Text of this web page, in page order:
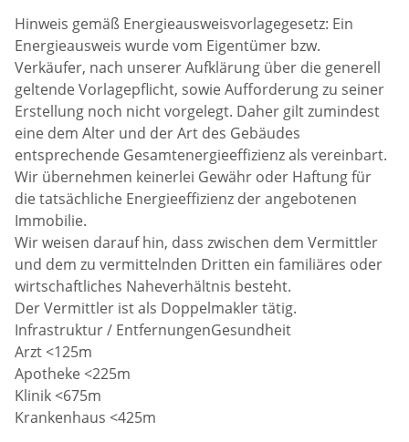
Hinweis gemäß Energieausweisvorlagegesetz: Ein
Energieausweis wurde vom Eigentümer bzw.
Verkäufer, nach unserer Aufklärung über die generell
geltende Vorlagepflicht, sowie Aufforderung zu seiner
Erstellung noch nicht vorgelegt. Daher gilt zumindest
eine dem Alter und der Art des Gebäudes
entsprechende Gesamtenergieeffizienz als vereinbart.
Wir übernehmen keinerlei Gewähr oder Haftung für
die tatsächliche Energieeffizienz der angebotenen
Immobilie.
Wir weisen darauf hin, dass zwischen dem Vermittler
und dem zu vermittelnden Dritten ein familiäres oder
wirtschaftliches Naheverhältnis besteht.
Der Vermittler ist als Doppelmakler tätig.
Infrastruktur / EntfernungenGesundheit
Arzt <125m
Apotheke <225m
Klinik <675m
Krankenhaus <425m